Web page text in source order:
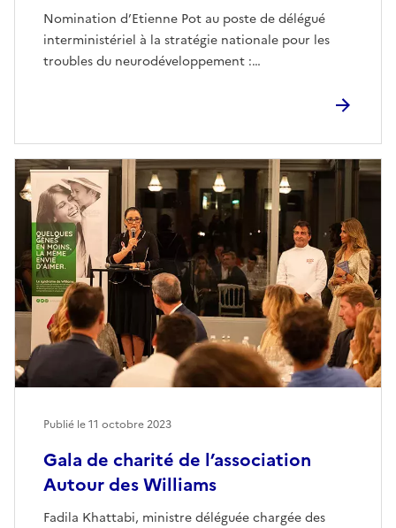
Nomination d’Etienne Pot au poste de délégué
interministériel à la stratégie nationale pour les
troubles du neurodéveloppement :…
Gala de charité de l’association
Autour des Williams
Fadila Khattabi, ministre déléguée chargée des
Publié le11 octobre 2023